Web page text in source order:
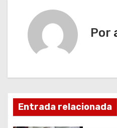
c
i
ó
Por
Entrada relacionada